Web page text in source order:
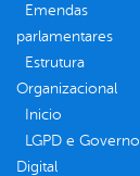
Emendas
parlamentares
Estrutura
Organizacional
Inicio
LGPD e Governo
Digital